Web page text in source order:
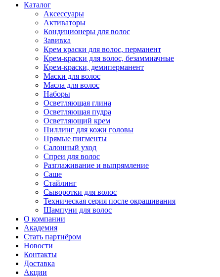
Каталог
Аксессуары
Активаторы
Кондиционеры для волос
Завивка
Крем краски для волос, перманент
Крем-краски для волос, безаммиачные
Крем-краски, демиперманент
Маски для волос
Масла для волос
Наборы
Осветляющая глина
Осветляющая пудра
Осветляющий крем
Пиллинг для кожи головы
Прямые пигменты
Салонный уход
Спреи для волос
Разглаживание и выпрямление
Саше
Стайлинг
Сыворотки для волос
Техническая серия после окрашивания
Шампуни для волос
О компании
Академия
Стать партнёром
Новости
Контакты
Доставка
Акции